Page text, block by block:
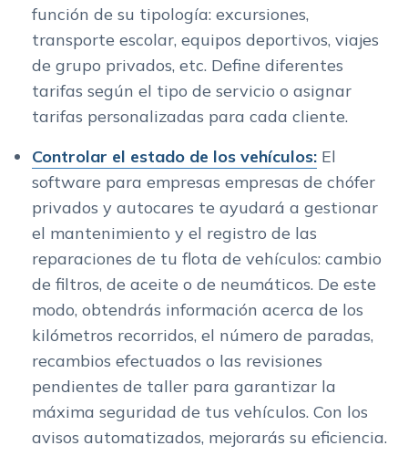
función de su tipología: excursiones,
transporte escolar, equipos deportivos, viajes
de grupo privados, etc. Define diferentes
tarifas según el tipo de servicio o asignar
tarifas personalizadas para cada cliente.
Controlar el estado de los vehículos: El
software para empresas empresas de chófer
privados y autocares te ayudará a gestionar
el mantenimiento y el registro de las
reparaciones de tu flota de vehículos: cambio
de filtros, de aceite o de neumáticos. De este
modo, obtendrás información acerca de los
kilómetros recorridos, el número de paradas,
recambios efectuados o las revisiones
pendientes de taller para garantizar la
máxima seguridad de tus vehículos. Con los
avisos automatizados, mejorarás su eficiencia.